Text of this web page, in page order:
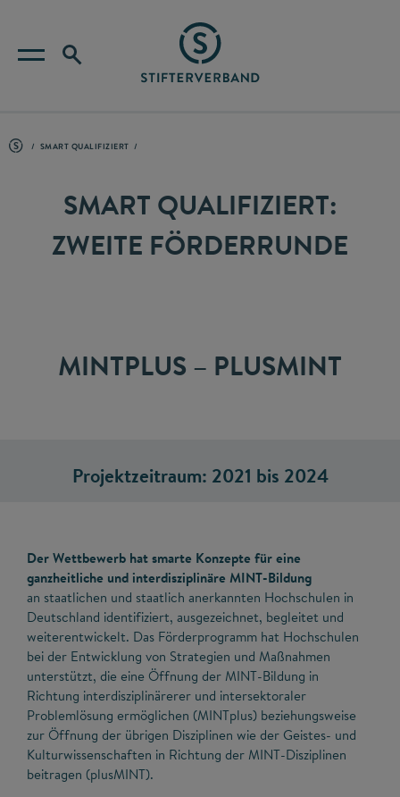
SMART QUALIFIZIERT
SMART QUALIFIZIERT:
ZWEITE FÖRDERRUNDE
MINTPLUS – PLUSMINT
Projektzeitraum: 2021 bis 2024
Der Wettbewerb hat smarte Konzepte für eine
ganzheitliche und interdisziplinäre MINT-Bildung
an staatlichen und staatlich anerkannten Hochschulen in
Deutschland identifiziert, ausgezeichnet, begleitet und
weiterentwickelt. Das Förderprogramm hat Hochschulen
bei der Entwicklung von Strategien und Maßnahmen
unterstützt, die eine Öffnung der MINT-Bildung in
Richtung interdisziplinärerer und intersektoraler
Problemlösung ermöglichen (MINTplus) beziehungsweise
zur Öffnung der übrigen Disziplinen wie der Geistes- und
Kulturwissenschaften in Richtung der MINT-Disziplinen
beitragen (plusMINT).